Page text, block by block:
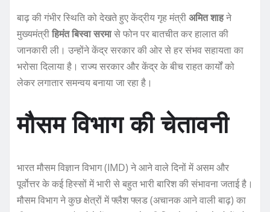
बाढ़ की गंभीर स्थिति को देखते हुए केंद्रीय गृह मंत्रीअमित शाहने
मुख्यमंत्रीहिमंत बिस्वा सरमासे फोन पर बातचीत कर हालात की
जानकारी ली। उन्होंने केंद्र सरकार की ओर से हर संभव सहायता का
भरोसा दिलाया है। राज्य सरकार और केंद्र के बीच राहत कार्यों को
लेकर लगातार समन्वय बनाया जा रहा है।
मौसम विभाग की चेतावनी
भारत मौसम विज्ञान विभाग (IMD) ने आने वाले दिनों में असम और
पूर्वोत्तर के कई हिस्सों में भारी से बहुत भारी बारिश की संभावना जताई है।
मौसम विभाग ने कुछ क्षेत्रों में फ्लैश फ्लड (अचानक आने वाली बाढ़) का